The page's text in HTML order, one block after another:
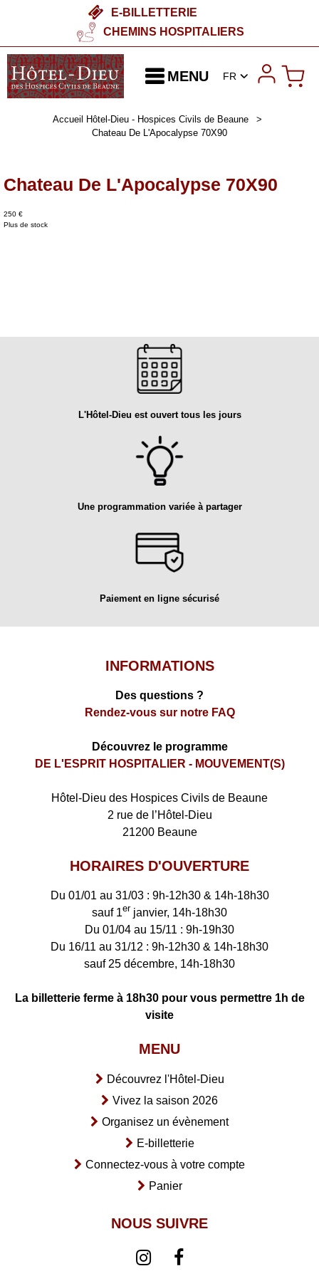
E-BILLETTERIE
CHEMINS HOSPITALIERS
MENU FR
Accueil Hôtel-Dieu - Hospices Civils de Beaune
>
Chateau De L'Apocalypse 70X90
Chateau De L'Apocalypse 70X90
250 €
Plus de stock
L'Hôtel-Dieu est ouvert tous les jours
Une programmation variée à partager
Paiement en ligne sécurisé
INFORMATIONS
Des questions ?
Rendez-vous sur notre FAQ
Découvrez le programme
DE L'ESPRIT HOSPITALIER - MOUVEMENT(S)
​Hôtel-Dieu des Hospices Civils de Beaune
2 rue de l’Hôtel-Dieu
21200 Beaune
HORAIRES D'OUVERTURE
Du 01/01 au 31/03 : 9h-12h30 & 14h-18h30
sauf 1er janvier, 14h-18h30
Du 01/04 au 15/11 : 9h-19h30
Du 16/11 au 31/12 : 9h-12h30 & 14h-18h30
sauf 25 décembre, 14h-18h30
La billetterie ferme à 18h30 pour vous permettre 1h de
visite
MENU
Découvrez l'Hôtel-Dieu
Vivez la saison 2026
Organisez un évènement
E-billetterie
Connectez-vous à votre compte
Panier
NOUS SUIVRE